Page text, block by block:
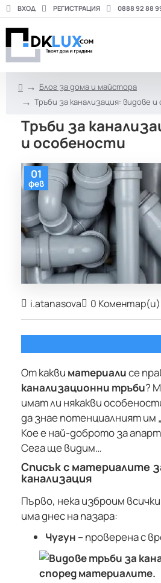
ВХОД РЕГИСТРАЦИЯ 0888 92 88
m
Блог за дома и майстора
Тръби за канализация: видове
Тръби за
и особености
01
фев
i.atanasova 0 Коментар(и)
От какви материалисе
канализационни тръби?
имат ли някакви
да знае потенциалният им
Кое е най-доброто за
Сега ще видим…
Списък с материалите
канализация
Първо, нека изброим
има днес на пазара:
Чугун – проверена с